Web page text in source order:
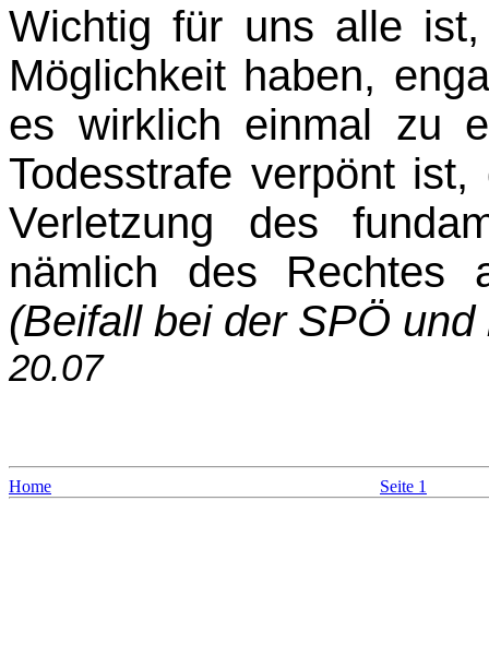
Wichtig für uns alle
Möglichkeit haben,
es wirklich einmal zu
Todesstrafe ver­pönt
Verletzung des
nämlich des Rechtes
(Beifall bei der SPÖ
20.07
Home Seite 1